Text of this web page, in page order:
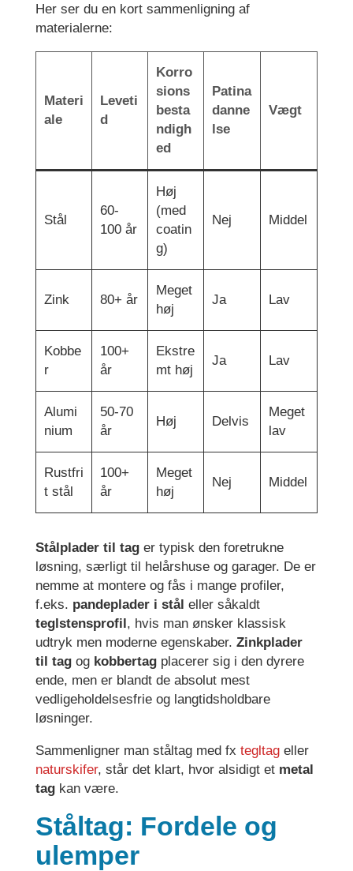
Her ser du en kort sammenligning af
materialerne:
Materi
ale
Leveti
d
Korro
sions
besta
ndigh
ed
Patina
danne
lse
Vægt
Stål
60-
100 år
Høj
(med
coatin
g)
Nej Middel
Zink 80+ år
Meget
høj
Ja Lav
Kobbe
r
100+
år
Ekstre
mt høj
Ja Lav
Alumi
nium
50-70
år
Høj Delvis
Meget
lav
Rustfri
t stål
100+
år
Meget
høj
Nej Middel
Stålplader til tager typisk den foretrukne
løsning, særligt til helårshuse og garager. De er
nemme at montere og fås i mange profiler,
f.eks. pandeplader i stål eller såkaldt
teglstensprofil, hvis man ønsker klassisk
udtryk men moderne egenskaber. Zinkplader
til tagog kobbertagplacerer sig i den dyrere
ende, men er blandt de absolut mest
vedligeholdelsesfrie og langtidsholdbare
løsninger.
Sammenligner man ståltag med fx tegltageller
naturskifer, står det klart, hvor alsidigt et metal
tagkan være.
Ståltag: Fordele og
ulemper